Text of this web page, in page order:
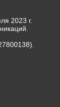
2023 г.